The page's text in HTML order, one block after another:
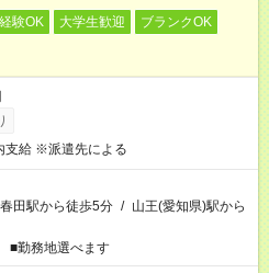
験OK 大学生歓迎
ブランクOK
支給 ※派遣先による
春田駅から徒歩5分 / 山王(愛知県)駅から
■勤務地選べます